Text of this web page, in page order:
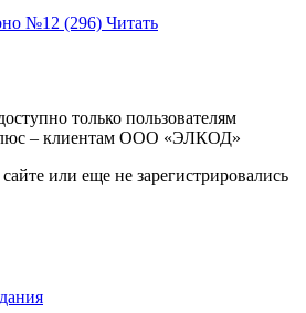
№12 (296) Читать
только пользователям
– клиентам ООО «ЭЛКОД»
или еще не зарегистрировались